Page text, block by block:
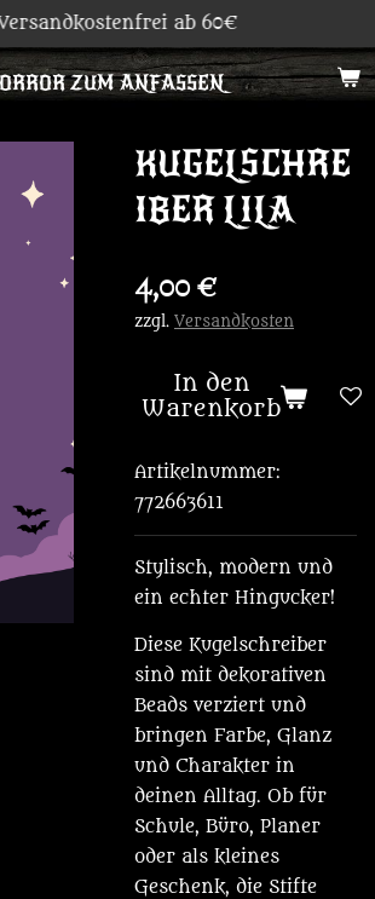
ZUM ANFASSEN
ab 60€
KUGELSCHRE
IBER LILA
4,00 €
zzgl. Versandkosten
In den
Warenkorb
Artikelnummer:
772663611
Stylisch, modern und
ein echter Hingucker!
Diese Kugelschreiber
sind mit dekorativen
Beads verziert und
bringen Farbe, Glanz
und Charakter in
deinen Alltag. Ob für
Schule, Büro, Planer
oder als kleines
Geschenk, die Stifte